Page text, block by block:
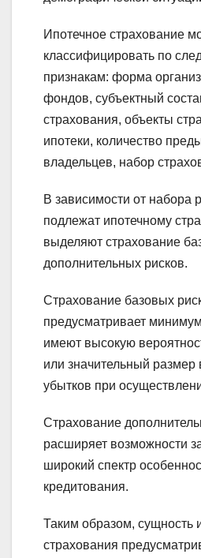
Ипотечное страхование
классифицировать по
признакам: форма
фондов, субъектный
страхования, объекты
ипотеки, количество
владельцев, набор
В зависимости от набора
подлежат ипотечному
выделяют страхование
дополнительных рисков.
Страхование базовых
предусматривает
имеют высокую
или значительный
убытков при
Страхование
расширяет возможности
широкий спектр
кредитования.
Таким образом, сущность
страхования